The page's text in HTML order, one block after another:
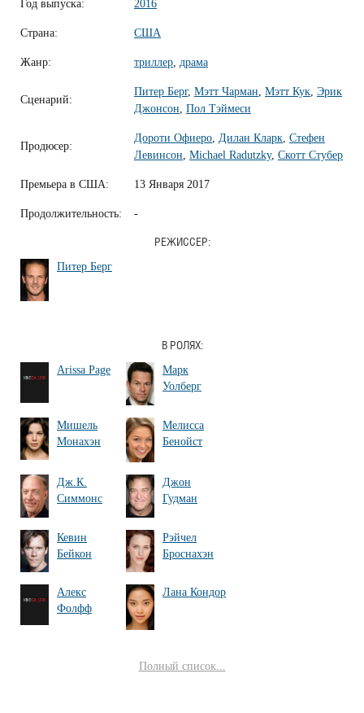
Год выпуска: 2016
Страна: США
Жанр: триллер драма
Сценарий:
Питер Берг, Мэтт Чарман Мэтт Кук Эрик
Джонсон Пол Тэймеси
Продюсер:
Дороти Офиеро Дилан Кларк Стефен
Левинсон Michael Radutzky, Скотт Стубер
Премьера в США: 13 Января 2017
Продолжительность: -
РЕЖИССЕР:
Питер Берг
В РОЛЯХ:
Arissa Page
Марк
Уолберг
Мишель
Монахэн
Мелисса
Бенойст
Дж.К.
Симмонс
Джон
Гудман
Кевин
Бейкон
Рэйчел
Броснахэн
Алекс
Фолфф
Лана Кондор
Полный список...